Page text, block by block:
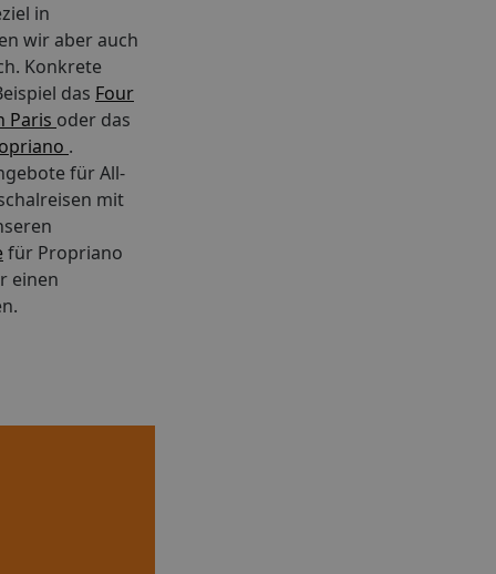
in
wir aber auch
Konkrete
das Four
Paris oder das
.
für All-
mit
für Propriano
einen